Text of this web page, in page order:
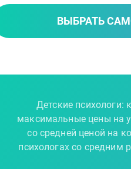
ВЫБРАТЬ
Детские психологи:
максимальные цены на
со средней ценой на
психологах со средним